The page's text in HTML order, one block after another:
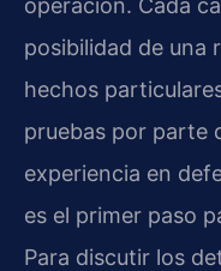
operación. Cada
posibilidad de una
hechos
pruebas por parte
experiencia en
es el primer paso
Para discutir los